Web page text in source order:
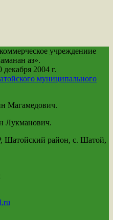
учреждениие
аз».
2004 г.
муниципального
Магамедович.
Лукманович.
Шатойский район, с. Шатой,